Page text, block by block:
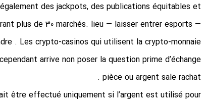
des jackpots, des publications équitables et
plus de 30 marchés. lieu — laisser entrer esports —
. Les crypto-casinos qui utilisent la crypto-monnaie
arrive non poser la question prime d’échange
pièce ou argent sale rachat .
être effectué uniquement si l’argent est utilisé pour